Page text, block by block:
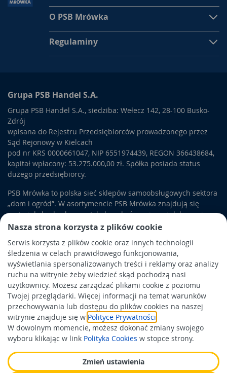
Nasza strona korzysta z plików cookie
Serwis korzysta z plików cookie oraz innych technologii
śledzenia w celach prawidłowego funkcjonowania,
wyświetlania spersonalizowanych treści i reklamy oraz analizy
ruchu na witrynie żeby wiedzieć skąd pochodzą nasi
użytkownicy. Możesz zarządzać plikami cookie z poziomu
Twojej przeglądarki. Więcej informacji na temat warunków
przechowywania lub dostępu do plików cookies na naszej
witrynie znajduje się w Polityce Prywatności
W dowolnym momencie, możesz dokonać zmiany swojego
wyboru klikając w link Polityka Cookies w stopce strony.
Zmień ustawienia
O PSB Mrówka
Regulaminy
Grupa PSB Handel S.A.
Grupa PSB Handel S.A., siedziba: Wełecz 142, 28-100 Busko-
Zdrój
wpisana do Rejestru Przedsiębiorców prowadzonego przez
Sąd Rejonowy w Kielcach
pod nr KRS 0000661047, NIP 6551974439, REGON 366438684,
kapitał wpłacony: 53.275.000,00 zł. Spółka posiada status
dużego przedsiębiorcy.
PSB Mrówka to polska sieć sklepów samoobsługowych sektora
„dom i ogród”. W asortymencie PSB Mrówka znajdują się
materiały budowlane, artykuły wykończeniowe i dekoracyjne,
wyposażenie łazienek i kuchni, elektronarzędzia, a także
artykuły związane z ogrodem i otoczeniem domu.
Obowiązek informacyjny
Polityka prywatności
Polityka Cookies
Odbiór zużytego sprzętu
Wspierają nas: